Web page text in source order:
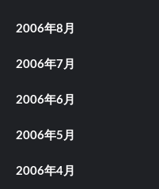
2006年8月
2006年7月
2006年6月
2006年5月
2006年4月